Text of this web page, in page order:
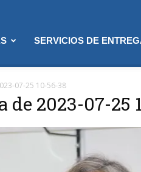
SERVICIOS DE
07-25 10-56-38
2023-07-25